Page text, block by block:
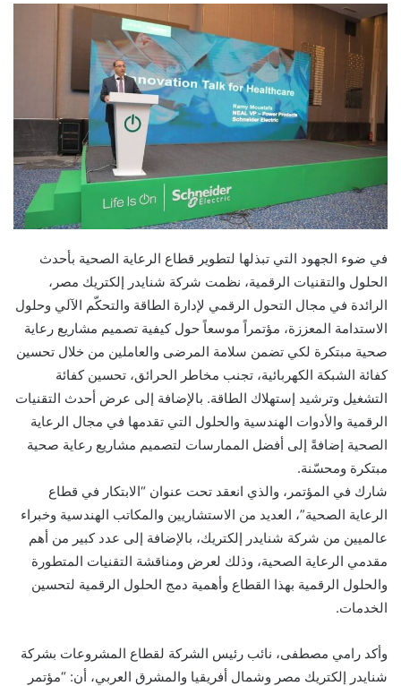
في ضوء الجهود التي تبذلها لتطوير قطاع الرعاية الصحية بأحدث
الحلول والتقنيات الرقمية، نظمت شركة شنايدر إلكتريك مصر،
الرائدة في مجال التحول الرقمي لإدارة الطاقة والتحكّم الآلي وحلول
الاستدامة المعززة، مؤتمراً موسعاً حول كيفية تصميم مشاريع رعاية
صحية مبتكرة لكي تضمن سلامة المرضى والعاملين من خلال تحسين
كفائة الشبكة الكهربائية، تجنب مخاطر الحرائق، تحسين كفائة
التشغيل وترشيد إستهلاك الطاقة. بالإضافة إلى عرض أحدث التقنيات
الرقمية والأدوات الهندسية والحلول التي تقدمها في مجال الرعاية
الصحية إضافةً إلى أفضل الممارسات لتصميم مشاريع رعاية صحية
مبتكرة ومحسّنة.
شارك في المؤتمر، والذي انعقد تحت عنوان “الابتكار في قطاع
الرعاية الصحية”، العديد من الاستشاريين والمكاتب الهندسية وخبراء
عالميين من شركة شنايدر إلكتريك، بالإضافة إلى عدد كبير من أهم
مقدمي الرعاية الصحية، وذلك لعرض ومناقشة التقنيات المتطورة
والحلول الرقمية بهذا القطاع وأهمية دمج الحلول الرقمية لتحسين
الخدمات.
وأكد رامي مصطفى، نائب رئيس الشركة لقطاع المشروعات بشركة
شنايدر إلكتريك مصر وشمال أفريقيا والمشرق العربي، أن: “مؤتمر